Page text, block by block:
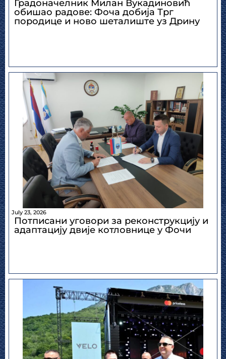
Градоначелник Милан Вукадиновић
обишао радове: Фоча добија Трг
породице и ново шеталиште уз Дрину
July 23, 2026
Потписани уговори за реконструкцију и
адаптацију двије котловнице у Фочи